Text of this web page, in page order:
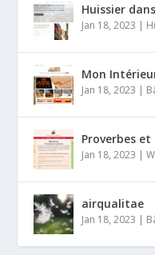
Huissier
Jan 18, 2023 |
Mon
Jan 18, 2023 |
Proverbes
Jan 18, 2023 |
airqualitae
Jan 18, 2023 |